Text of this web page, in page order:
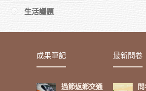
生活議題
成果筆記
過節返鄉交通
最新問卷